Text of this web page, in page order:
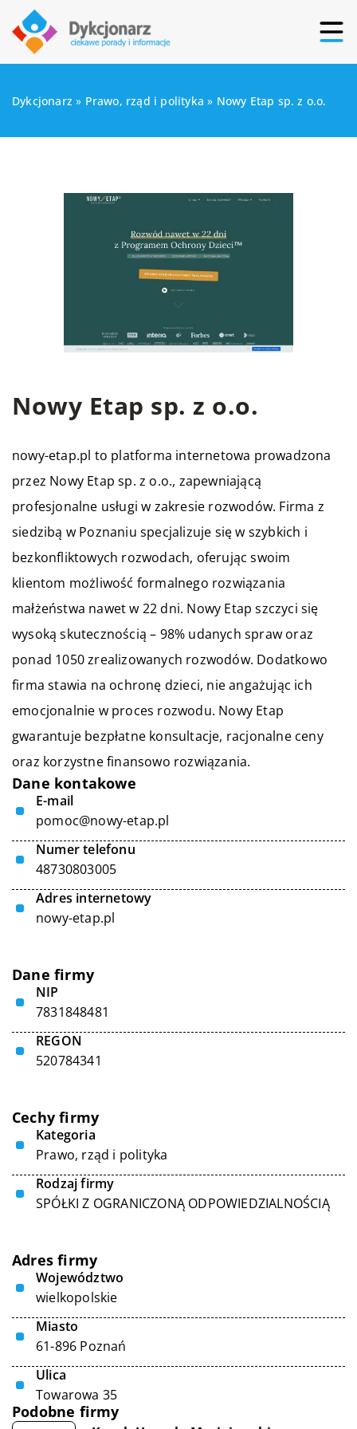
Dykcjonarz » Prawo, rząd i polityka » Nowy Etap sp. z o.o.
Nowy Etap sp. z o.o.
nowy-etap.pl to platforma internetowa prowadzona
przez Nowy Etap sp. z o.o., zapewniającą
profesjonalne usługi w zakresie rozwodów. Firma z
siedzibą w Poznaniu specjalizuje się w szybkich i
bezkonfliktowych rozwodach, oferując swoim
klientom możliwość formalnego rozwiązania
małżeństwa nawet w 22 dni. Nowy Etap szczyci się
wysoką skutecznością – 98% udanych spraw oraz
ponad 1050 zrealizowanych rozwodów. Dodatkowo
firma stawia na ochronę dzieci, nie angażując ich
emocjonalnie w proces rozwodu. Nowy Etap
gwarantuje bezpłatne konsultacje, racjonalne ceny
oraz korzystne finansowo rozwiązania.
Dane kontakowe
E-mail
pomoc@nowy-etap.pl
Numer telefonu
48730803005
Adres internetowy
nowy-etap.pl
Dane firmy
NIP
7831848481
REGON
520784341
Cechy firmy
Kategoria
Prawo, rząd i polityka
Rodzaj firmy
SPÓŁKI Z OGRANICZONĄ ODPOWIEDZIALNOŚCIĄ
Adres firmy
Województwo
wielkopolskie
Miasto
61-896 Poznań
Ulica
Towarowa 35
Podobne firmy